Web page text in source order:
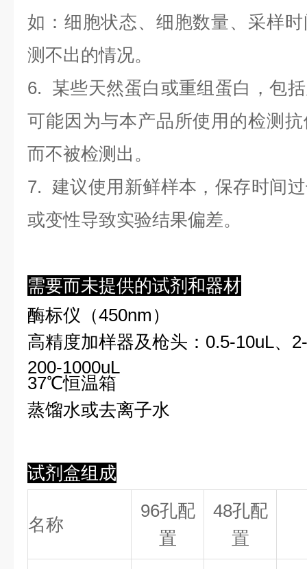
如：细胞状态、细胞数量、采样
测不出的情况。
6. 某些天然蛋白或重组蛋白，包
可能因为与本产品所使用的检测
而不被检测出。
7. 建议使用新鲜样本，保存时间
或变性导致实验结果偏差。
需要而未提供的试剂和器材
酶标仪（450nm）
高精度加样器及枪头：0.5-10uL、
200-1000uL
37℃恒温箱
蒸馏水或去离子水
试剂盒组成
名称
96孔配
置
48孔配
置